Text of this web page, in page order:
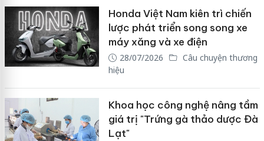
Honda Việt Nam kiên trì chiến
lược phát triển song song xe
máy xăng và xe điện
28/07/2026
Câu chuyện thương
hiệu
Khoa học công nghệ nâng tầm
giá trị "Trứng gà thảo dược Đà
Lạt"